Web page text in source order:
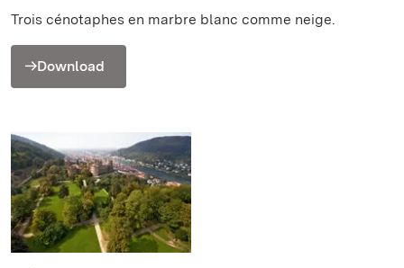
Trois cénotaphes en marbre blanc comme neige.
Download